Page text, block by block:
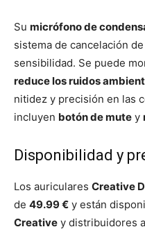
Su micrófono de
sistema de cancelación
sensibilidad. Se puede
reduce los ruidos
nitidez y precisión en las
incluyen botón de mute y
Disponibilidad y
Los auriculares Creative
de 49.99 € y están
Creative y distribuidores